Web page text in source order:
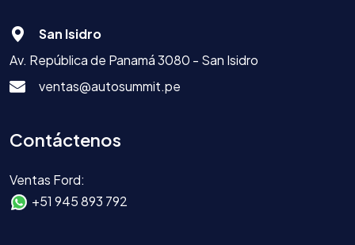
San Isidro
Av. República de Panamá 3080 - San Isidro
ventas@autosummit.pe
Contáctenos
Ventas Ford:
+51 945 893 792